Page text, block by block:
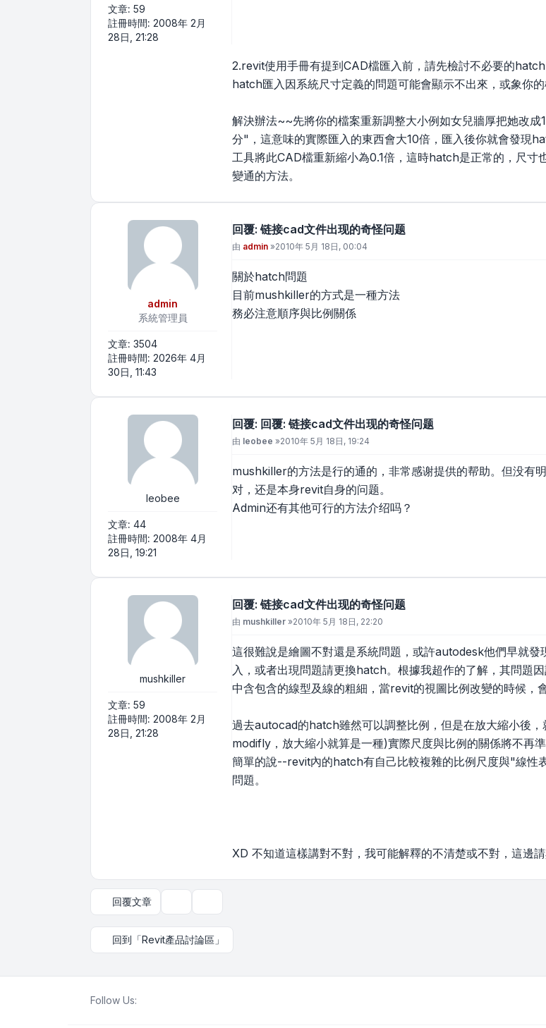
文章: 59
註冊時間: 2008年 2月
28日, 21:28
2.revit使用手冊有提到CAD檔匯入前，請先檢討不必要的
hatch匯入因系統尺寸定義的問題可能會顯示不出來，或象你的
解決辦法~~先將你的檔案重新調整大小例如女兒牆厚把她改
分"，這意味的實際匯入的東西會大10倍，匯入後你就會發現
工具將此CAD檔重新縮小為0.1倍，這時hatch是正常的，尺
變通的方法。
admin
系統管理員
文章: 3504
註冊時間: 2026年 4月
30日, 11:43
回覆: 链接cad文件出现的奇怪问题
文章
由 admin »2010年 5月 18日, 00:04
關於hatch問題
目前mushkiller的方式是一種方法
務必注意順序與比例關係
leobee
文章: 44
註冊時間: 2008年 4月
28日, 19:21
回覆: 回覆: 链接cad文件出现的奇怪问题
文章
由 leobee »2010年 5月 18日, 19:24
mushkiller的方法是行的通的，非常感谢提供的帮助。但没有
对，还是本身revit自身的问题。
Admin还有其他可行的方法介绍吗？
mushkiller
文章: 59
註冊時間: 2008年 2月
28日, 21:28
回覆: 链接cad文件出现的奇怪问题
文章
由 mushkiller »2010年 5月 18日, 22:20
這很難說是繪圖不對還是系統問題，或許autodesk他們早就
入，或者出現問題請更換hatch。根據我超作的了解，其問題
中含包含的線型及線的粗細，當revit的視圖比例改變的時候，
過去autocad的hatch雖然可以調整比例，但是在放大縮小後
modifly，放大縮小就算是一種)實際尺度與比例的關係將不再
簡單的說--revit內的hatch有自己比較複雜的比例尺度與"線性
問題。
XD 不知道這樣講對不對，我可能解釋的不清楚或不對，這邊請
回覆文章
回到「Revit產品討論區」
Follow Us: